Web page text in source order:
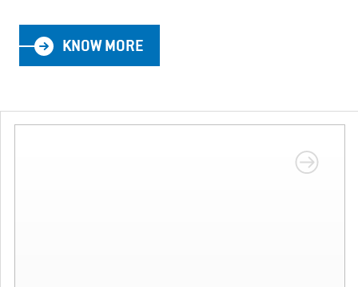
KNOW MORE